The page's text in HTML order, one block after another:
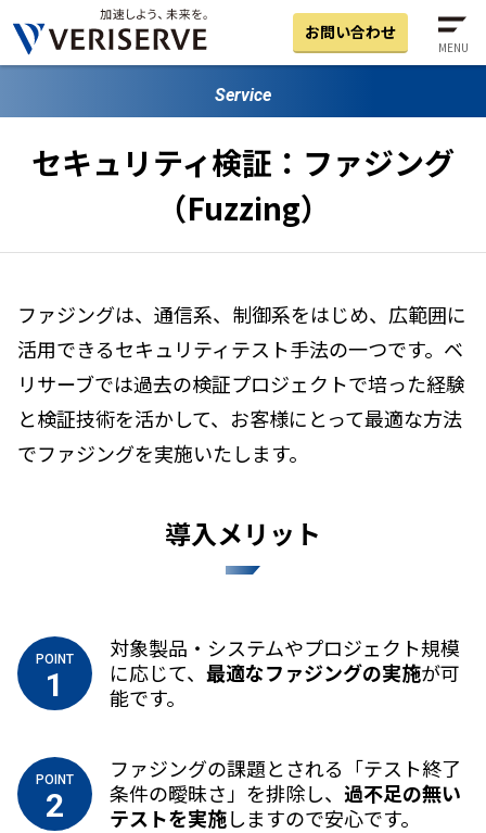
お問い合わせ
MENU
Service
セキュリティ検証：ファジング
（Fuzzing）
ファジングは、通信系、制御系をはじめ、広範囲に
活用できるセキュリティテスト手法の一つです。ベ
リサーブでは過去の検証プロジェクトで培った経験
と検証技術を活かして、お客様にとって最適な方法
でファジングを実施いたします。
導入メリット
POINT
1
対象製品・システムやプロジェクト規模
に応じて、 最適なファジングの実施が可
能です。
POINT
2
ファジングの課題とされる「テスト終了
条件の曖昧さ」を排除し、 過不足の無い
テストを実施しますので安心です。